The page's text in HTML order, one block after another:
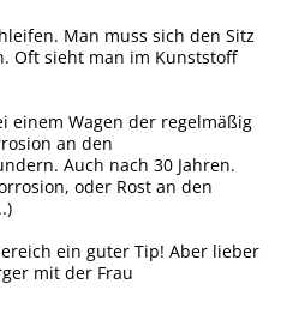
Man muss sich den Sitz
Oft sieht man im Kunststoff
einem Wagen der regelmäßig
an den
Auch nach 30 Jahren.
oder Rost an den
ein guter Tip! Aber lieber
mit der Frau